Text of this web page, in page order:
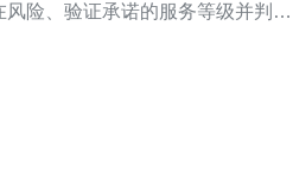
险、验证承诺的服务等级并判断
法替代现场观察。机房实地视察可